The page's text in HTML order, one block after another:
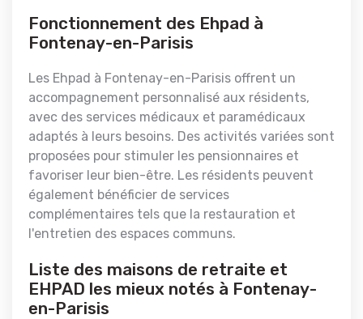
Fonctionnement des Ehpad à
Fontenay-en-Parisis
Les Ehpad à Fontenay-en-Parisis offrent un
accompagnement personnalisé aux résidents,
avec des services médicaux et paramédicaux
adaptés à leurs besoins. Des activités variées sont
proposées pour stimuler les pensionnaires et
favoriser leur bien-être. Les résidents peuvent
également bénéficier de services
complémentaires tels que la restauration et
l'entretien des espaces communs.
Liste des maisons de retraite et
EHPAD les mieux notés à Fontenay-
en-Parisis